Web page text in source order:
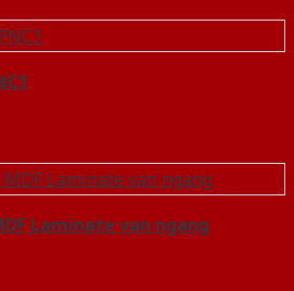
Laminate van ngang